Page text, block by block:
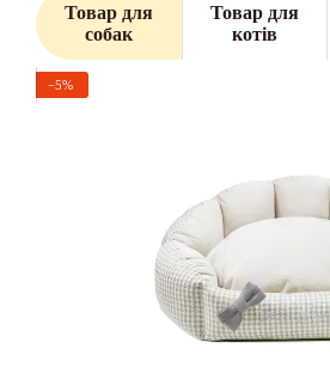
Товар для
собак
Товар для
котів
−5%